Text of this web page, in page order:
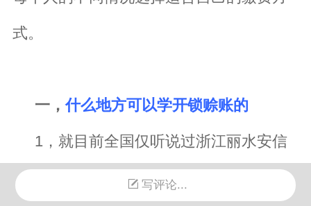
式。
一，什么地方可以学开锁赊账的
1，就目前全国仅听说过浙江丽水安信
开锁学校有这种方式。写评论...